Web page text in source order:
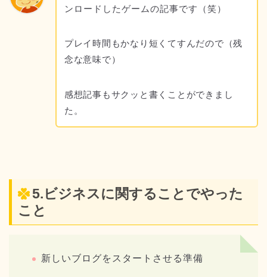
ンロードしたゲームの記事です（笑）
プレイ時間もかなり短くてすんだので（残
念な意味で）
感想記事もサクッと書くことができまし
た。
5.ビジネスに関することでやった
こと
新しいブログをスタートさせる準備